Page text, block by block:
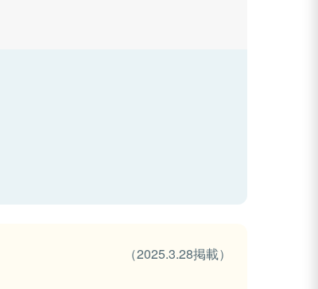
（2025.3.28掲載）